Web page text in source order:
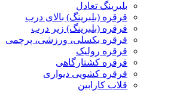
بلبرینگ تعادل
قرقره (بلبرینگ) بالای درب
قرقره (بلبرینگ) زیر درب
قرقره بکسلی، ورزشی، پرچمی
قرقره رولیک
قرقره کشتارگاهی
قرقره کشویی دیواری
قلاب کارابین